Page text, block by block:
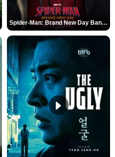
Spider-Man: Brand New Day Bande-annonce (3) VO STFR